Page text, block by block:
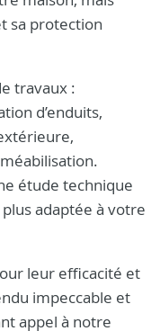
sa protection
travaux :
d’enduits,
étude technique
adaptée à votre
leur efficacité et
impeccable et
appel à notre